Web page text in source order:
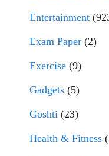
Entertainment
Exam Paper (2)
Exercise (9)
Gadgets (5)
Goshti (23)
Health & Fitness